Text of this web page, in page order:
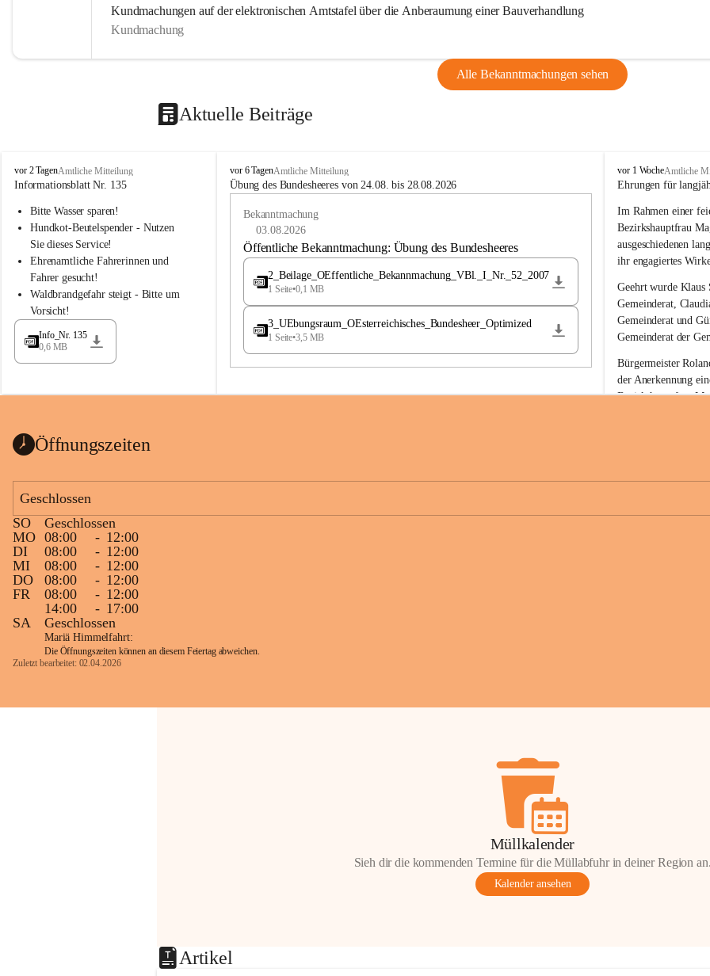
Kundmachungen auf der elektronischen Amtstafel über die Anberaumung einer Bauverhandlung
Kundmachung
Alle Bekanntmachungen sehen
Aktuelle Beiträge
B
u
h
a
d
l
a
vor 2 TagenAmtliche Mitteilung
Informationsblatt Nr. 135
Bitte Wasser sparen!
Hundkot-Beutelspender - Nutzen
Sie dieses Service!
Ehrenamtliche Fahrerinnen und
Fahrer gesucht!
Waldbrandgefahr steigt - Bitte um
Vorsicht!
Info_Nr. 135
0,6 MB
B
u
e
a
vor 6 TagenAmtliche Mitteilung
Übung des Bundesheeres von 24.08. bis 28.08.2026
Bekanntmachung
03.08.2026
Öffentliche Bekanntmachung: Übung des Bundesheeres
2_Beilage_OEffentliche_Bekannmachung_VBl._I_Nr._52_2007
1 Seite•0,1 MB
3_UEbungsraum_OEsterreichisches_Bundesheer_Optimized
1 Seite•3,5 MB
B
u
h
-
S
t
M
a
g
d
a
l
e
n
a
vor 1 WocheAmtliche
Ehrungen für
Im Rahmen einer
Bezirkshauptfrau
ausgeschiedenen
ihr engagiertes
Geehrt wurde Klaus
Gemeinderat,
Gemeinderat und
Gemeinderat der
Bürgermeister
der Anerkennung
Bezirkshauptfrau
Öffnungszeiten
Geschlossen
SO
Geschlossen
MO 08:00 - 12:00
DI
08:00 - 12:00
MI
08:00 - 12:00
DO
08:00 - 12:00
FR
08:00 - 12:00
14:00
- 17:00
SA
Geschlossen
Mariä Himmelfahrt:
Die Öffnungszeiten können an diesem Feiertag abweichen.
Zuletzt bearbeitet: 02.04.2026
Müllkalender
Sieh dir die kommenden Termine für die Müllabfuhr in deiner Region an.
Kalender ansehen
Artikel